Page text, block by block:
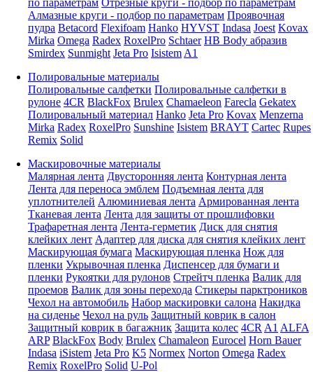
по параметрам Отрезные круги - подбор по параметрам
Алмазные круги - подбор по параметрам Проявочная
пудра Betacord Flexifoam Hanko HYVST Indasa Joest Kovax
Mirka Omega Radex RoxelPro Schtaer HB Body абразив
Smirdex Sunmight Jeta Pro Isistem A1
Полировальные материалы
Полировальные салфетки Полировальные салфетки в
рулоне 4CR BlackFox Brulex Chamaeleon Farecla Gekatex
Полировальный материал Hanko Jeta Pro Kovax Menzerna
Mirka Radex RoxelPro Sunshine Isistem BRAYT Cartec Rupes
Remix Solid
Маскировочные материалы
Малярная лента Двусторонняя лента Контурная лента
Лента для переноса эмблем Подъемная лента для
уплотнителей Алюминиевая лента Армированная лента
Тканевая лента Лента для защиты от прошлифовки
Трафаретная лента Лента-герметик Диск для снятия
клейких лент Адаптер для диска для снятия клейких лент
Маскирующая бумага Маскирующая пленка Нож для
пленки Укрывочная пленка Диспенсер для бумаги и
пленки Рукоятки для рулонов Стрейтч пленка Валик для
проемов Валик для зоны перехода Стикеры парктроников
Чехол на автомобиль Набор маскировки салона Накидка
на сиденье Чехол на руль Защитный коврик в салон
Защитный коврик в багажник Защита колес 4CR A1 ALFA
ARP BlackFox Body Brulex Chamaleon Eurocel Horn Bauer
Indasa iSistem Jeta Pro K5 Normex Norton Omega Radex
Remix RoxelPro Solid U-Pol